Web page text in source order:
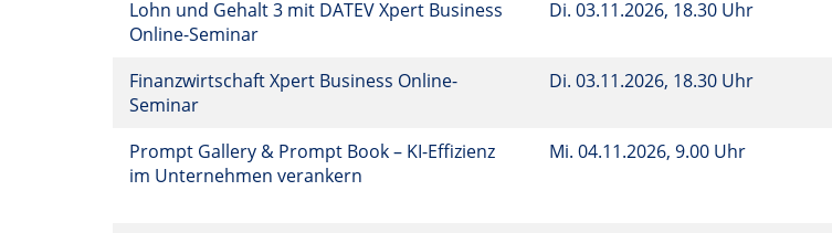
Lohn und Gehalt 3 mit DATEV Xpert Business
Online-Seminar
Di. 03.11.2026, 18.30 Uhr
Finanzwirtschaft Xpert Business Online-
Seminar
Di. 03.11.2026, 18.30 Uhr
Prompt Gallery & Prompt Book – KI-Effizienz
im Unternehmen verankern
Mi. 04.11.2026, 9.00 Uhr